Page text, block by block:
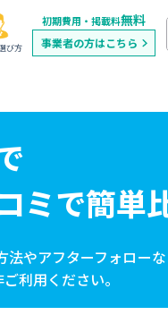
び方
初期費用・掲載料無料
事業者の方はこちら
ミで簡単
やアフターフォロー
利用ください。